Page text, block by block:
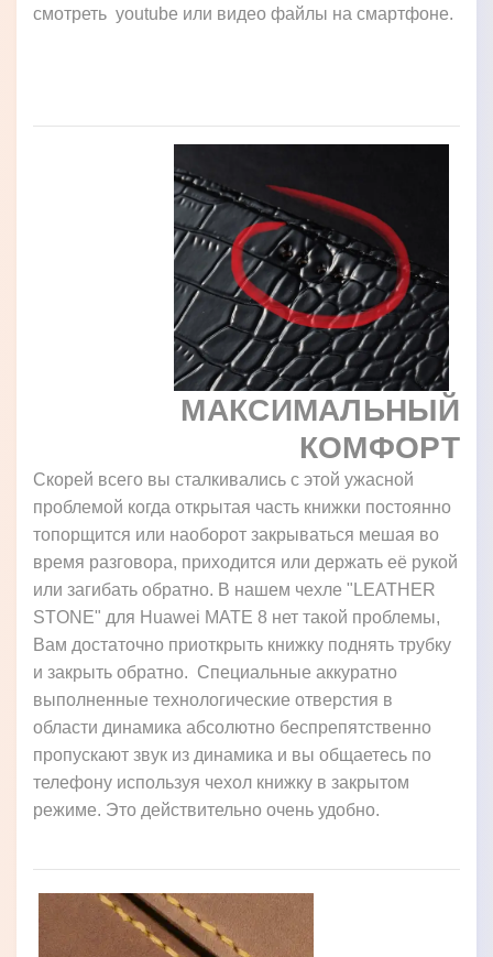
смотреть youtube или видео файлы на смартфоне.
МАКСИМАЛЬНЫЙ
КОМФОРТ
Скорей всего вы сталкивались с этой ужасной
проблемой когда открытая часть книжки постоянно
топорщится или наоборот закрываться мешая во
время разговора, приходится или держать её рукой
или загибать обратно. В нашем чехле "LEATHER
STONE" для Huawei MATE 8 нет такой проблемы,
Вам достаточно приоткрыть книжку поднять трубку
и закрыть обратно. Специальные аккуратно
выполненные технологические отверстия в
области динамика абсолютно беспрепятственно
пропускают звук из динамика и вы общаетесь по
телефону используя чехол книжку в закрытом
режиме. Это действительно очень удобно.